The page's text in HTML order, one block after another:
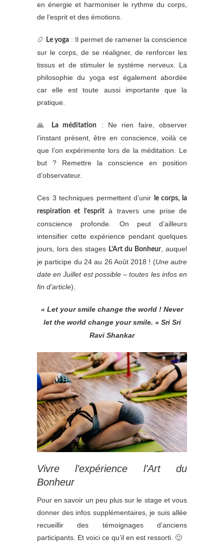
en énergie et harmoniser le rythme du corps,
de l’esprit et des émotions.
📿 Le yoga : Il permet de ramener la conscience
sur le corps, de se réaligner, de renforcer les
tissus et de stimuler le système nerveux. La
philosophie du yoga est également abordée
car elle est toute aussi importante que la
pratique.
🙏 La méditation
: Ne rien faire, observer
l’instant présent, être en conscience, voilà ce
que l’on expérimente lors de la méditation. Le
but ? Remettre la conscience en position
d’observateur.
Ces 3 techniques permettent d’unir
le corps, la
respiration et l’esprità travers une prise de
conscience profonde. On peut d’ailleurs
intensifier cette expérience pendant quelques
jours, lors des stages L’Art du Bonheur, auquel
je participe du 24 au 26 Août 2018 ! (Une autre
date en Juillet est possible – toutes les infos en
fin d’article).
« Let your smile change the world ! Never
let the world change your smile. » Sri Sri
Ravi Shankar
Vivre l’expérience l’Art du
Bonheur
Pour en savoir un peu plus sur le stage et vous
donner des infos supplémentaires, je suis allée
recueillir des témoignages d’anciens
participants. Et voici ce qu’il en est ressorti. 🙂